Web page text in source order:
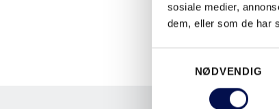
sosiale medier,
dem, eller som de har
NØDVENDIG